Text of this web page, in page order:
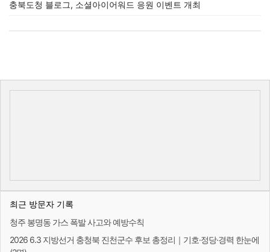
충북도청 블로그, 소셜아이어워드 응원 이벤트 개최
최근 방문자 기록
청주 봉명동 가스 폭발 사고와 예방수칙
2026 6.3 지방선거 충청북 진천군수 후보 총정리｜기호·정당·경력 한눈에